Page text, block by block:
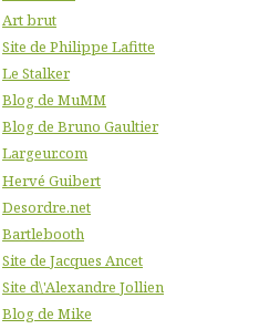
Art brut
Site de Philippe Lafitte
Le Stalker
Blog de MuMM
Blog de Bruno Gaultier
Largeur.com
Hervé Guibert
Desordre.net
Bartlebooth
Site de Jacques Ancet
Site d\'Alexandre Jollien
Blog de Mike